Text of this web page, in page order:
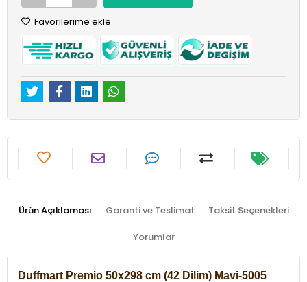
Favorilerime ekle
Ürün Açıklaması Garanti ve Teslimat Taksit Seçenekleri
Yorumlar
Duffmart Premio 50x298 cm (42 Dilim) Mavi-5005